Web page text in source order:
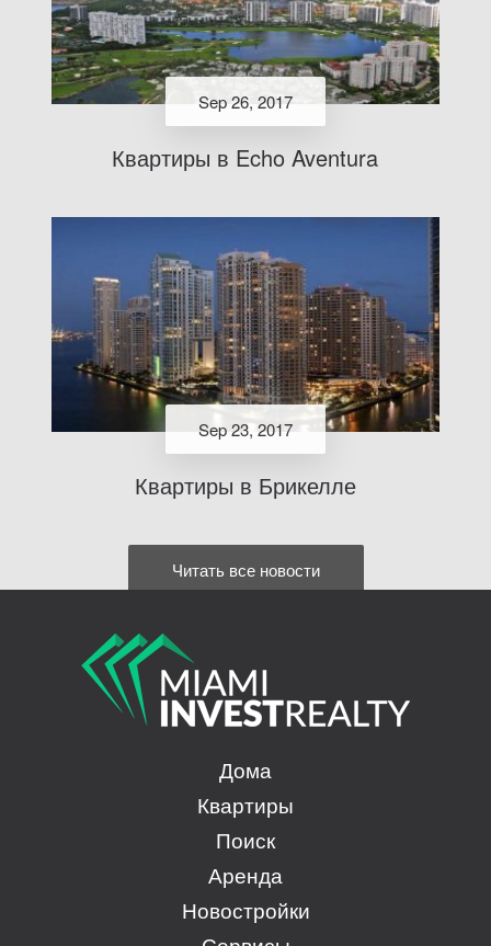
Sep 26, 2017
Квартиры в Echo Aventura
Sep 23, 2017
Квартиры в Брикелле
Читать все новости
Дома
Квартиры
Поиск
Аренда
Новостройки